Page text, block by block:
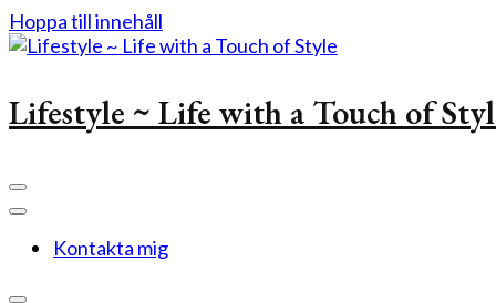
Hoppa till innehåll
Lifestyle ~ Life with a Touch of
Kontakta mig